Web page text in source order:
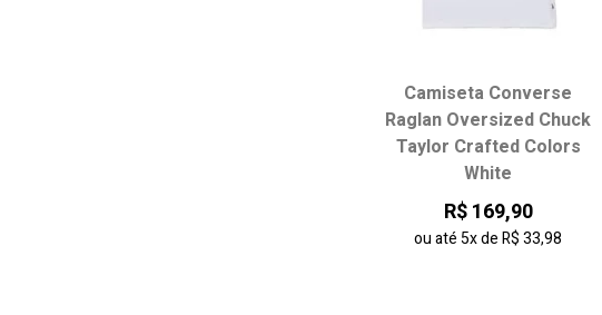
Escolha seu tamanho:
M
Camiseta Converse
Raglan Oversized Chuck
Taylor Crafted Colors
White
R$ 169,90
ou até5xdeR$ 33,98